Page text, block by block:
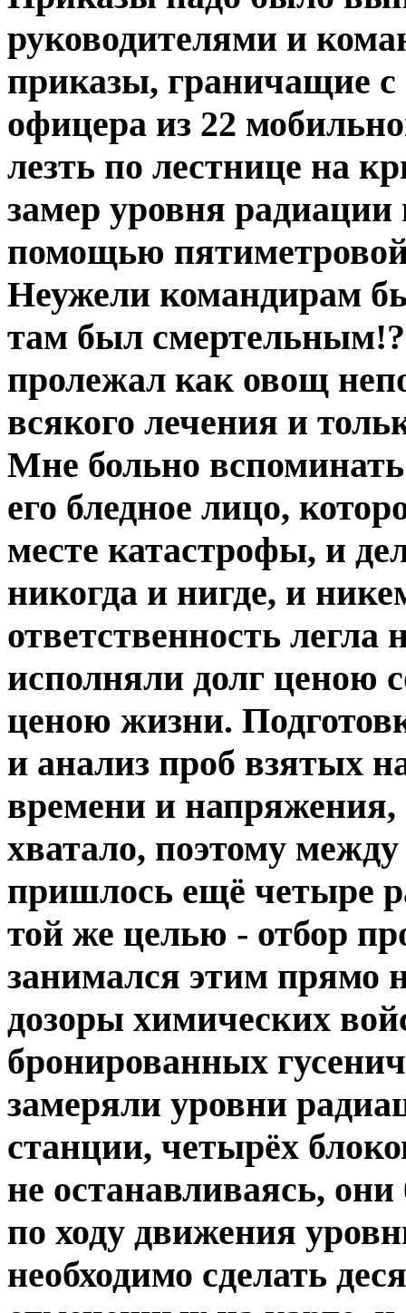
руководителями и
приказы, граничащие с
офицера из 22
лезть по лестнице на
замер уровня
помощью
Неужели командирам
там был смертельным!?
пролежал как овощ
всякого лечения и
Мне больно вспоминать
его бледное лицо,
месте катастрофы, и
никогда и нигде, и
ответственность
исполняли долг ценою
ценою жизни.
и анализ проб взятых
времени и напряжения,
хватало, поэтому
пришлось ещё четыре
той же целью - отбор
занимался этим прямо
дозоры химических
бронированных
замеряли уровни
станции, четырёх
не останавливаясь,
по ходу движения
необходимо сделать